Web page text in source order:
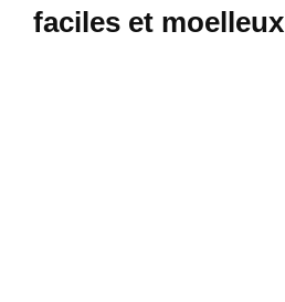
faciles et moelleux